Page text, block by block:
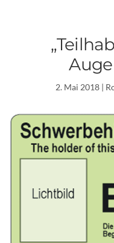
2. Mai 2018|